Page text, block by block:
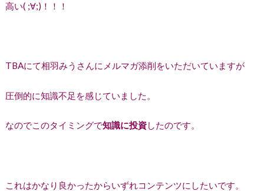
高い( ;∀;)！！！
TBAにて相羽みうさんにメルマガ添削をいただいていますが
圧倒的に知識不足を感じていました。
なのでこのタイミングで知識に投資したのです。
これはかなり良かったからいずれコンテンツにしたいです。